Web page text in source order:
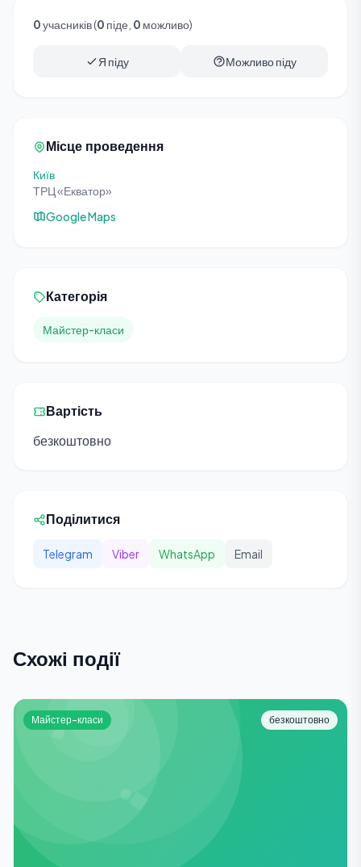
0учасників (0 піде, 0 можливо)
Я піду Можливо піду
Місце проведення
Київ
ТРЦ «Екватор»
Google Maps
Категорія
Майстер-класи
Вартість
безкоштовно
Поділитися
Telegram Viber WhatsApp Email
Схожі події
Майстер-класи безкоштовно